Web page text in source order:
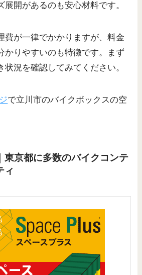
展開があるのも安心材料です。
費が一律でかかりますが、料金
かりやすいのも特徴です。まず
状況を確認してみてください。
で立川市のバイクボックスの空
東京都に多数のバイクコンテ
ィ